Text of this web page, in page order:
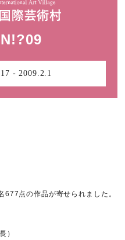
- 2009.2.1
点の作品が寄せられました。
）